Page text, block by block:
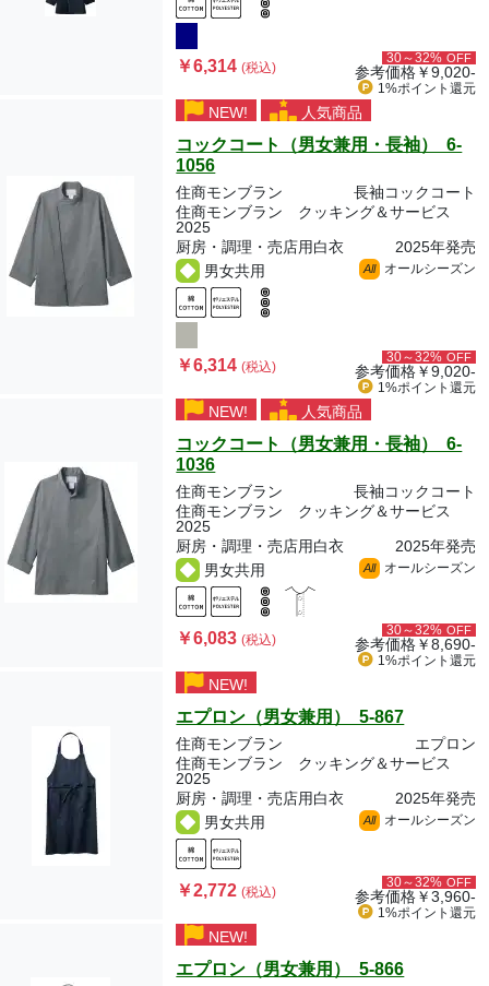
￥6,314(税込)
30～32% OFF
参考価格￥9,020-
1%ポイント 還元
NEW! 人気商品
コックコート（男女兼用・長袖） 6-
1056
住商モンブラン
長袖コックコート
住商モンブラン クッキング＆サービス
2025
厨房・調理・売店用白衣
2025年発売
男女共用
All オールシーズン
￥6,314(税込)
30～32% OFF
参考価格￥9,020-
1%ポイント 還元
NEW! 人気商品
コックコート（男女兼用・長袖） 6-
1036
住商モンブラン
長袖コックコート
住商モンブラン クッキング＆サービス
2025
厨房・調理・売店用白衣
2025年発売
男女共用
All オールシーズン
￥6,083(税込)
30～32% OFF
参考価格￥8,690-
1%ポイント 還元
NEW!
エプロン（男女兼用） 5-867
住商モンブラン
エプロン
住商モンブラン クッキング＆サービス
2025
厨房・調理・売店用白衣
2025年発売
男女共用
All オールシーズン
￥2,772(税込)
30～32% OFF
参考価格￥3,960-
1%ポイント 還元
NEW!
エプロン（男女兼用） 5-866